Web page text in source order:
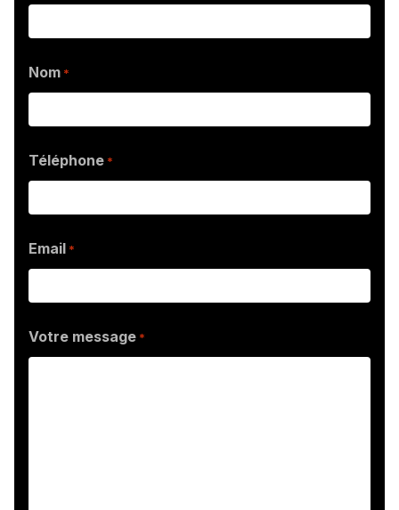
Nom *
Téléphone *
Email *
Votre message *